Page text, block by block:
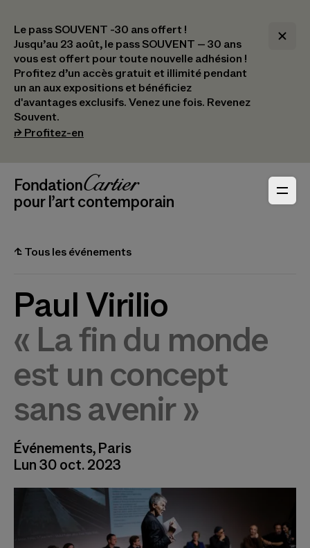
Le pass SOUVENT -30 ans offert !
Jusqu’au 23 août, le pass SOUVENT – 30 ans
vous est offert pour toute nouvelle adhésion !​
Profitez d’un accès gratuit et illimité pendant
un an aux expositions et bénéficiez
d'avantages exclusifs.​ Venez une fois. Revenez
Souvent.
⮣ Profitez-en
Navigation en-tête
_logoFondation Cartier
pour l’art contemporain
⮤ Tous les événements
Paul Virilio
« La fin du monde
est un concept
sans avenir »
Événements, Paris
Lun 30 oct. 2023